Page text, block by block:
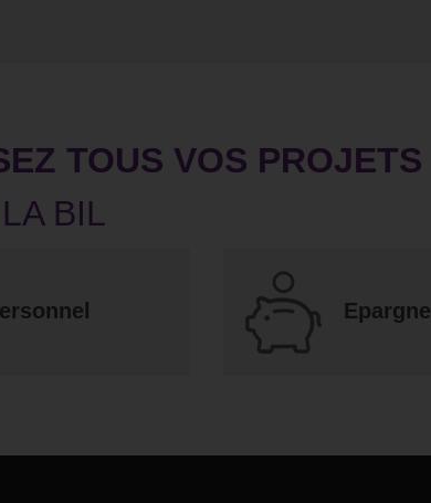
TOUS VOS PROJETS
Epargne